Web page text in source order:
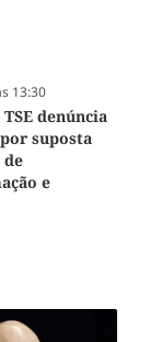
13:30
denúncia
suposta
de
e